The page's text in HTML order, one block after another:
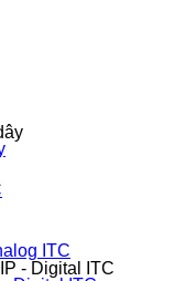
ITC